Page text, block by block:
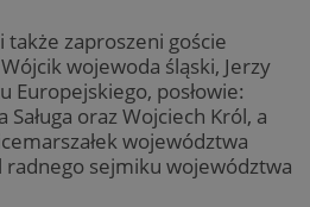
zaproszeni goście
wojewoda śląski, Jerzy
Europejskiego, posłowie:
oraz Wojciech Król, a
województwa
radnego sejmiku województwa